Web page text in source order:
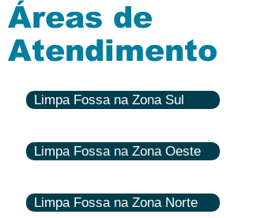
Áreas de
Atendimento
Limpa Fossa na Zona Sul
Limpa Fossa na Zona Oeste
Limpa Fossa na Zona Norte